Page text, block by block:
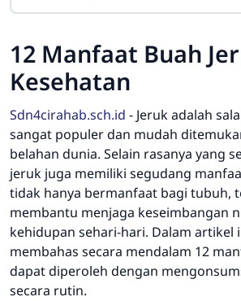
12 Manfaat Buah
Kesehatan
Sdn4cirahab.sch.id - Jeruk adalah
sangat populer dan mudah
belahan dunia. Selain rasanya yang
jeruk juga memiliki segudang
tidak hanya bermanfaat bagi tubuh,
membantu menjaga keseimbangan
kehidupan sehari-hari. Dalam artikel
membahas secara mendalam 12
dapat diperoleh dengan
secara rutin.